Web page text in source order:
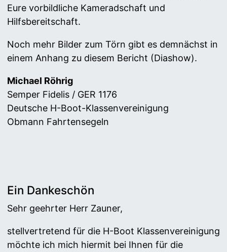
Eure vorbildliche Kameradschaft und
Hilfsbereitschaft.
Noch mehr Bilder zum Törn gibt es demnächst in
einem Anhang zu diesem Bericht (Diashow).
Michael Röhrig
Semper Fidelis / GER 1176
Deutsche H-Boot-Klassenvereinigung
Obmann Fahrtensegeln
Ein Dankeschön
Sehr geehrter Herr Zauner,
stellvertretend für die H-Boot Klassenvereinigung
möchte ich mich hiermit bei Ihnen für die